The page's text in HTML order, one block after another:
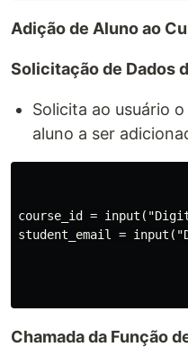
Adição de Aluno ao
Solicitação de Dados
Solicita ao usuário
aluno a ser
course_id =
student_email =
Chamada da Função